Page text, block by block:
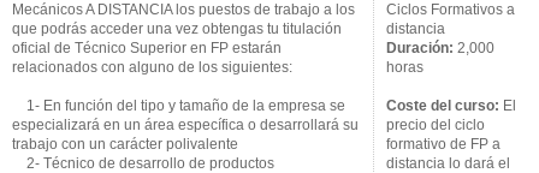
Mecánicos A DISTANCIA los puestos de trabajo a los
que podrás acceder una vez obtengas tu titulación
oficial de Técnico Superior en FP estarán
relacionados con alguno de los siguientes:
1- En función del tipo y tamaño de la empresa se
especializará en un área específica o desarrollará su
trabajo con un carácter polivalente
2- Técnico de desarrollo de productos
Ciclos Formativos a
distancia
Duración: 2,000
horas
Coste del curso: El
precio del ciclo
formativo de FP a
distancia lo dará el